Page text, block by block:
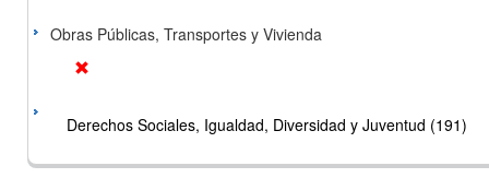
Obras Públicas, Transportes y Vivienda
Derechos Sociales, Igualdad, Diversidad y Juventud (191)